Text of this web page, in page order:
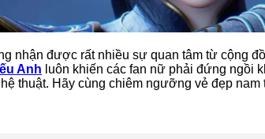
nhận được rất nhiều sự quan tâm từ cộng
Anh luôn khiến các fan nữ phải đứng ngồi
thuật. Hãy cùng chiêm ngưỡng vẻ đẹp nam